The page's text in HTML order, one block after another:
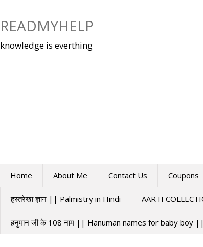
READMYHELP
knowledge is everthing
Home About Me Contact Us Coupons
हस्तरेखा ज्ञान || Palmistry in Hindi AARTI
हनुमान जी के 108 नाम || Hanuman names for baby boy